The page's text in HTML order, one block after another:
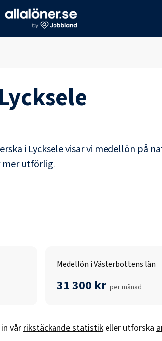
Lycksele
i Lyckselevisar vi medellön på
mer utförlig.
Medellön i Västerbottens län
31 300 kr per månad
vårrikstäckande statistik eller utforska